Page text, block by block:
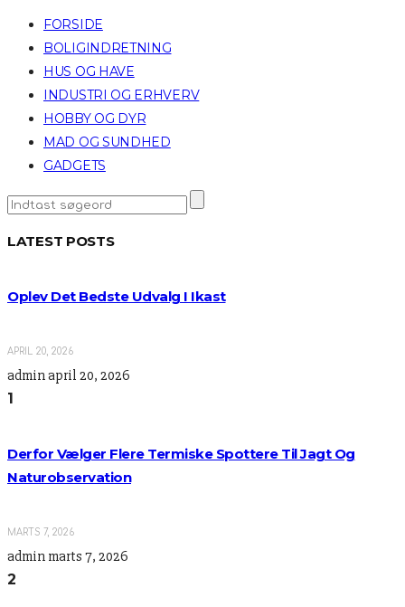
FORSIDE
BOLIGINDRETNING
HUS OG HAVE
INDUSTRI OG ERHVERV
HOBBY OG DYR
MAD OG SUNDHED
GADGETS
LATEST POSTS
Oplev Det Bedste Udvalg I Ikast
APRIL 20, 2026
adminapril 20, 2026
1
Derfor Vælger Flere Termiske Spottere Til Jagt Og
Naturobservation
MARTS 7, 2026
admin marts 7, 2026
2